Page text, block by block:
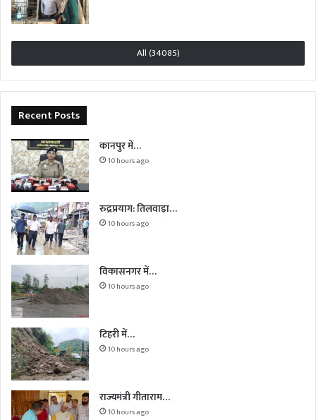
All (34085)
Recent Posts
कानपुर में…
10 hours ago
रुद्रप्रयाग: तिलवाड़ा…
10 hours ago
विकासनगर में…
10 hours ago
टिहरी में…
10 hours ago
राज्यमंत्री गीताराम…
10 hours ago